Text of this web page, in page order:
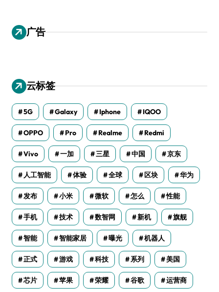
广告
云标签
5G Galaxy Iphone IQOO
OPPO Pro Realme Redmi
Vivo 一加 三星 中国 京东
人工智能 体验 全球 区块 华为
发布 小米 微软 怎么 性能
手机 技术 数智网 新机 旗舰
智能 智能家居 曝光 机器人
正式 游戏 科技 系列 美国
芯片 苹果 荣耀 谷歌 运营商